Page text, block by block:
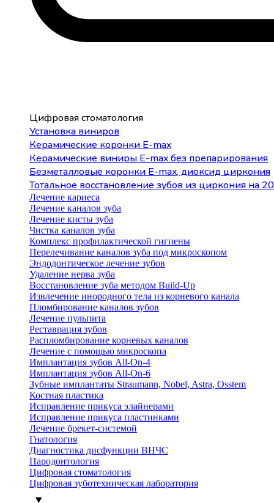
Цифровая стоматология
Установка виниров
Керамические коронки E-max
Керамические виниры E-max без препарирования
Безметалловые коронки Е-max, диоксид циркония
Тотальное восстановление зубов из циркония на
Лечение кариеса
Лечение каналов зуба
Лечение кисты зуба
Чистка каналов зуба
Комплекс профилактической гигиены
Перелечивание каналов зуба под микроскопом
Эндодонтическое лечение зубов
Удаление нерва зуба
Восстановление зуба методом Build-Up
Извлечение инородного тела из корневого канала
Пломбирование каналов зубов
Лечение пульпита
Реставрация зубов
Распломбирование корневых каналов
Лечение с помощью микроскопа
Имплантация зубов All-On-4
Имплантация зубов All-On-6
Зубные имплантаты Straumann, Nobel, Astra, Osstem
Костная пластика
Исправление прикуса элайнерами
Исправление прикуса пластинками
Лечение брекет-системой
Гнатология
Диагностика дисфункции ВНЧС
Пародонтология
Цифровая стоматология
Цифровая зуботехническая лаборатория